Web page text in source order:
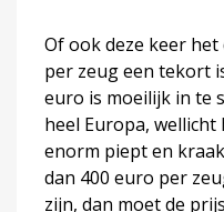
Of ook deze keer
per zeug een tekort
euro is moeilijk in te
heel Europa, wellicht
enorm piept en
dan 400 euro per
zijn, dan moet de